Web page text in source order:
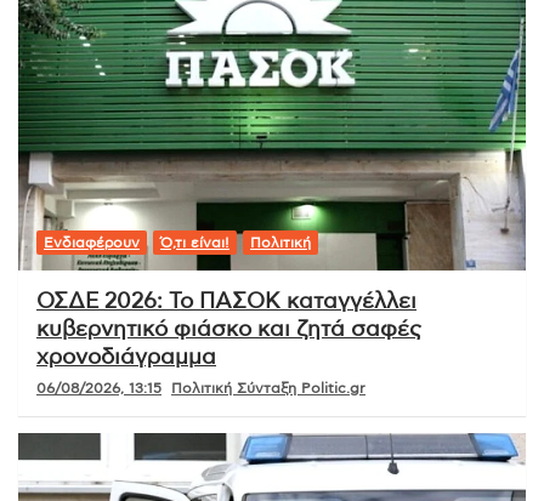
Ενδιαφέρουν Ό,τι είναι! Πολιτική
ΟΣΔΕ 2026: Το ΠΑΣΟΚ καταγγέλλει
κυβερνητικό φιάσκο και ζητά σαφές
χρονοδιάγραμμα
06/08/2026, 13:15 Πολιτική Σύνταξη Politic.gr